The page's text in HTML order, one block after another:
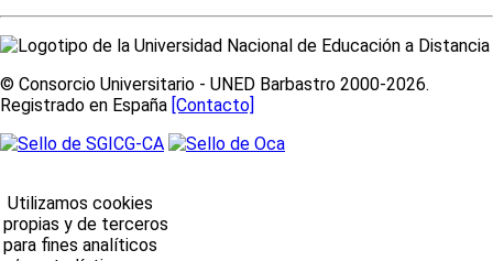
© Consorcio Universitario - UNED Barbastro 2000-2026.
Registrado en España [Contacto]
Utilizamos cookies
propias y de terceros
para fines analíticos